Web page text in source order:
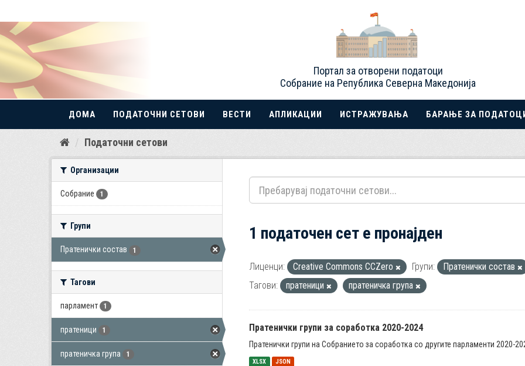
Прескокнете
Портал за отворени податоци
Собрание на Република Северна Македонија
ДОМА ПОДАТОЧНИ СЕТОВИ ВЕСТИ АПЛИКАЦИИ ИСТРАЖУВАЊА БАРАЊЕ ЗА
Податочни сетови
Организации
Собрание 1
Групи
Пратенички состав 1
Тагови
парламент 1
пратеници 1
пратеничка група 1
1 податочен сет е пронајден
Лиценци: Creative Commons CCZero Групи:
Пратенички состав
Тагови:
пратеници пратеничка група
Пратенички групи за соработка 2020-2024
Пратенички групи на Собранието за соработка со другите парламенти 2020-
XLSX JSON